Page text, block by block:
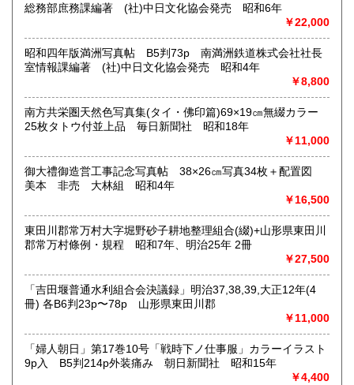
営業時間：10:00〜18:00
書籍の買取について
取り扱い分野
古典籍、近代文献、趣味、サブカルチャー、古書一般（その
和本・開拓/植民資料・戦時資料・文学一般・詩歌句集・児童
書 ・児童資料・芸能/サブカル・広告資料・ポスター・版画/
刷り物 ・絵葉書・双六・地図/鳥瞰図
総務部庶務課編著 (社)中日文化協会発売 昭和6年
￥22,000
昭和四年版満洲写真帖 B5判73p 南満洲鉄道株式会社社長
室情報課編著 (社)中日文化協会発売 昭和4年
￥8,800
南方共栄圏天然色写真集(タイ・佛印篇)69×19㎝無綴カラー
25枚タトウ付並上品 毎日新聞社 昭和18年
￥11,000
御大禮御造営工事記念写真帖 38×26㎝写真34枚＋配置図
美本 非売 大林組 昭和4年
￥16,500
東田川郡常万村大字堀野砂子耕地整理組合(綴)+山形県東田川
郡常万村條例・規程 昭和7年、明治25年 2冊
￥27,500
「吉田堰普通水利組合会決議録」明治37,38,39,大正12年(4
冊) 各B6判23p〜78p 山形県東田川郡
￥11,000
「婦人朝日」第17巻10号「戦時下ノ仕事服」カラーイラスト
9p入 B5判214p外装痛み 朝日新聞社 昭和15年
￥4,400